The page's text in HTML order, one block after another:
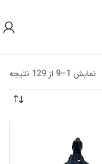
نمایش 1–9 از 129 نتیجه